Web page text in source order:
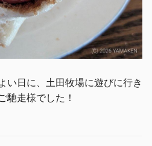
い日に、土田牧場に遊びに行き
馳走様でした！